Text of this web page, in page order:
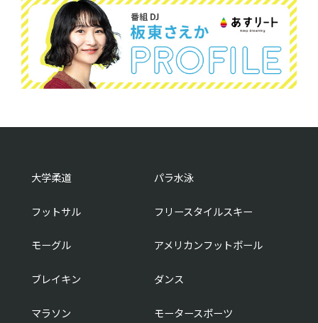
大学柔道 パラ水泳
フットサル フリースタイルスキー
モーグル アメリカンフットボール
ブレイキン ダンス
マラソン モータースポーツ